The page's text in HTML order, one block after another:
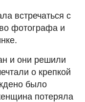
встречаться с
фотографа и
и они решили
о крепкой
было
потеряла